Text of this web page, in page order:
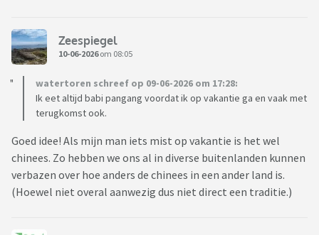
Zeespiegel
10-06-2026om 08:05
watertoren schreef op 09-06-2026 om 17:28:
Ik eet altijd babi pangang voordat ik op vakantie ga en vaak met
terugkomst ook.
Goed idee! Als mijn man iets mist op vakantie is het wel
chinees. Zo hebben we ons al in diverse buitenlanden kunnen
verbazen over hoe anders de chinees in een ander land is.
(Hoewel niet overal aanwezig dus niet direct een traditie.)